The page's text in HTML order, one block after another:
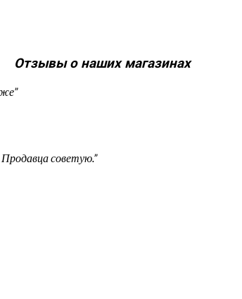
Отзывы о наших магазинах
советую.”